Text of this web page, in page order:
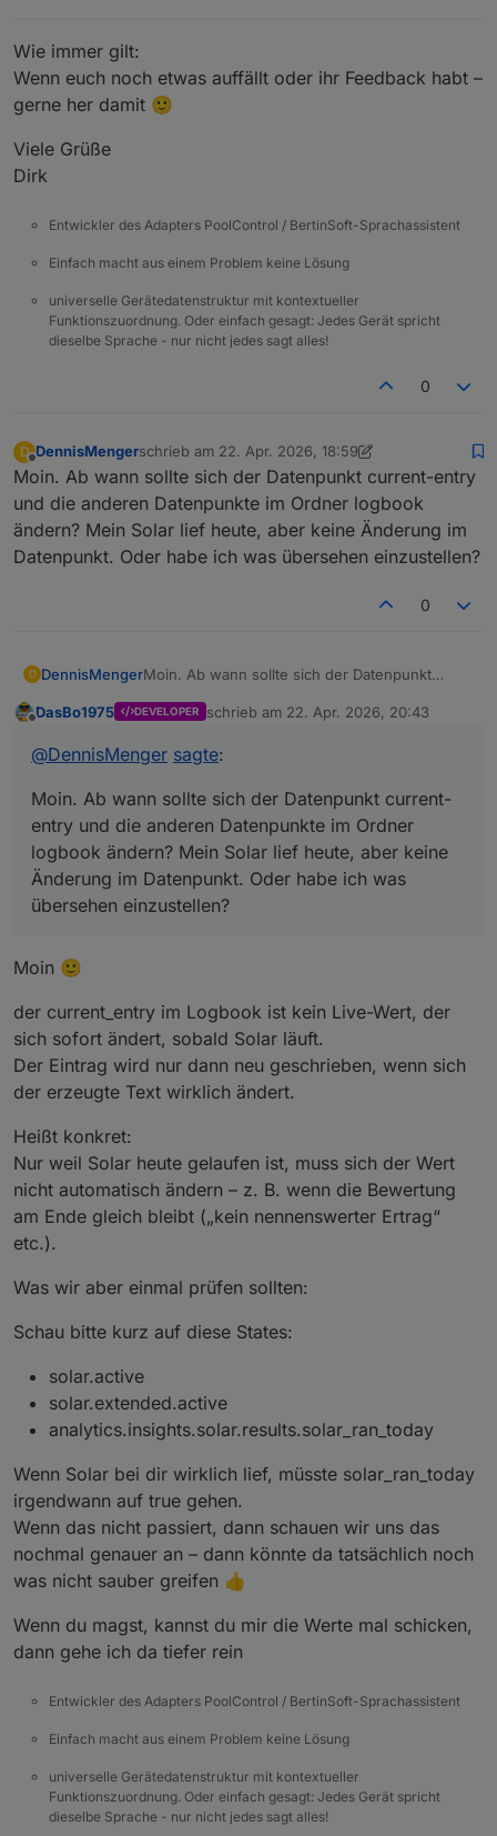
Wie immer gilt:
Wenn euch noch etwas auffällt oder ihr Feedback habt –
gerne her damit 🙂
Viele Grüße
Dirk
Entwickler des Adapters PoolControl / BertinSoft-Sprachassistent
Einfach macht aus einem Problem keine Lösung
universelle Gerätedatenstruktur mit kontextueller
Funktionszuordnung. Oder einfach gesagt: Jedes Gerät spricht
dieselbe Sprache - nur nicht jedes sagt alles!
0
D
Offline
DennisMengerschrieb am 22. Apr. 2026, 18:59
zuletzt editiert von DennisMenger
Moin. Ab wann sollte sich der Datenpunkt current-entry
und die anderen Datenpunkte im Ordner logbook
ändern? Mein Solar lief heute, aber keine Änderung im
Datenpunkt. Oder habe ich was übersehen einzustellen?
0
D DennisMengerMoin. Ab wann sollte sich der Datenpunkt
Ordner logbook ändern? Mein Solar lief heute,
habe ich was übersehen einzustellen?
DasBo1975 DEVELOPER schrieb am 22. Apr. 2026, 20:43
zuletzt editiert von
@DennisMenger sagte:
Moin. Ab wann sollte sich der Datenpunkt current-
entry und die anderen Datenpunkte im Ordner
logbook ändern? Mein Solar lief heute, aber keine
Änderung im Datenpunkt. Oder habe ich was
übersehen einzustellen?
Moin 🙂
der current_entry im Logbook ist kein Live-Wert, der
sich sofort ändert, sobald Solar läuft.
Der Eintrag wird nur dann neu geschrieben, wenn sich
der erzeugte Text wirklich ändert.
Heißt konkret:
Nur weil Solar heute gelaufen ist, muss sich der Wert
nicht automatisch ändern – z. B. wenn die Bewertung
am Ende gleich bleibt („kein nennenswerter Ertrag“
etc.).
Was wir aber einmal prüfen sollten:
Schau bitte kurz auf diese States:
solar.active
solar.extended.active
analytics.insights.solar.results.solar_ran_today
Wenn Solar bei dir wirklich lief, müsste solar_ran_today
irgendwann auf true gehen.
Wenn das nicht passiert, dann schauen wir uns das
nochmal genauer an – dann könnte da tatsächlich noch
was nicht sauber greifen 👍
Wenn du magst, kannst du mir die Werte mal schicken,
dann gehe ich da tiefer rein
Entwickler des Adapters PoolControl / BertinSoft-Sprachassistent
Einfach macht aus einem Problem keine Lösung
universelle Gerätedatenstruktur mit kontextueller
Funktionszuordnung. Oder einfach gesagt: Jedes Gerät spricht
dieselbe Sprache - nur nicht jedes sagt alles!